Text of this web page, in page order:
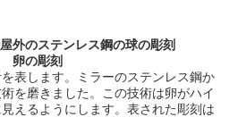
外のステンレス鋼の球の彫刻
卵の彫刻
表します。ミラーのステンレス鋼か
を磨きました。この技術は卵がハイ
えるようにします。表された彫刻は